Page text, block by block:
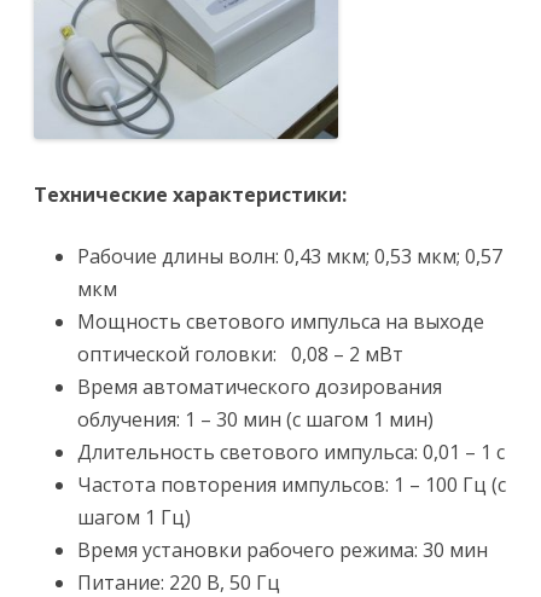
Технические характеристики:
Рабочие длины волн: 0,43 мкм; 0,53 мкм; 0,57
мкм
Мощность светового импульса на выходе
оптической головки: 0,08 – 2 мВт
Время автоматического дозирования
облучения: 1 – 30 мин (с шагом 1 мин)
Длительность светового импульса: 0,01 – 1 с
Частота повторения импульсов: 1 – 100 Гц (с
шагом 1 Гц)
Время установки рабочего режима: 30 мин
Питание: 220 В, 50 Гц